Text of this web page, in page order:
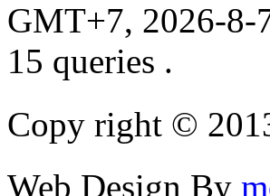
GMT+7, 2026-8-
15 queries .
Copy right ©
Web Design By